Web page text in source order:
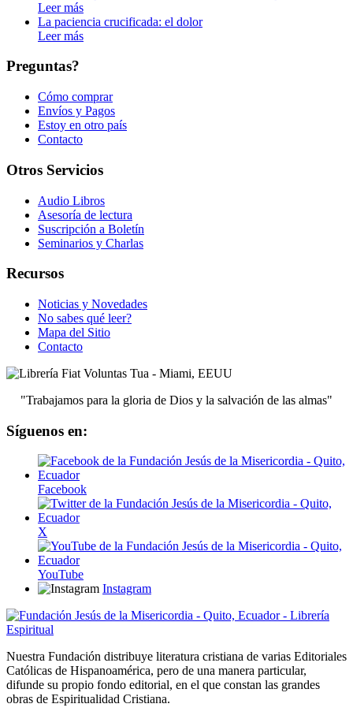
Leer más
La paciencia crucificada: el dolor
Leer más
Preguntas?
Cómo comprar
Envíos y Pagos
Estoy en otro país
Contacto
Otros Servicios
Audio Libros
Asesoría de lectura
Suscripción a Boletín
Seminarios y Charlas
Recursos
Noticias y Novedades
No sabes qué leer?
Mapa del Sitio
Contacto
"Trabajamos para la gloria de Dios y la salvación de las almas"
Síguenos en:
Facebook
X
YouTube
Instagram
Nuestra Fundación distribuye literatura cristiana de varias Editoriales
Católicas de Hispanoamérica, pero de una manera particular,
difunde su propio fondo editorial, en el que constan las grandes
obras de Espiritualidad Cristiana.